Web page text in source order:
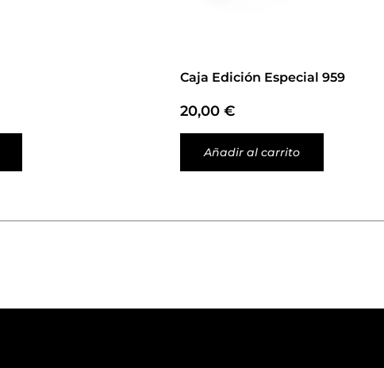
Caja Edición Especial 959
20,00 €
Añadir al carrito